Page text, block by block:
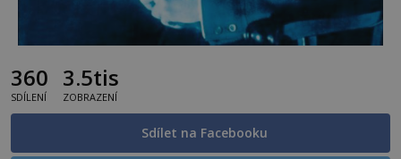
360
SDÍLENÍ
3.5tis
ZOBRAZENÍ
Sdílet na Facebooku